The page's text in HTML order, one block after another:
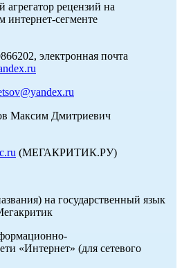
рецензий на
интернет-сегменте
электронная почта
Максим Дмитриевич
(МЕГАКРИТИК.РУ)
на государственный язык
«Интернет» (для сетевого